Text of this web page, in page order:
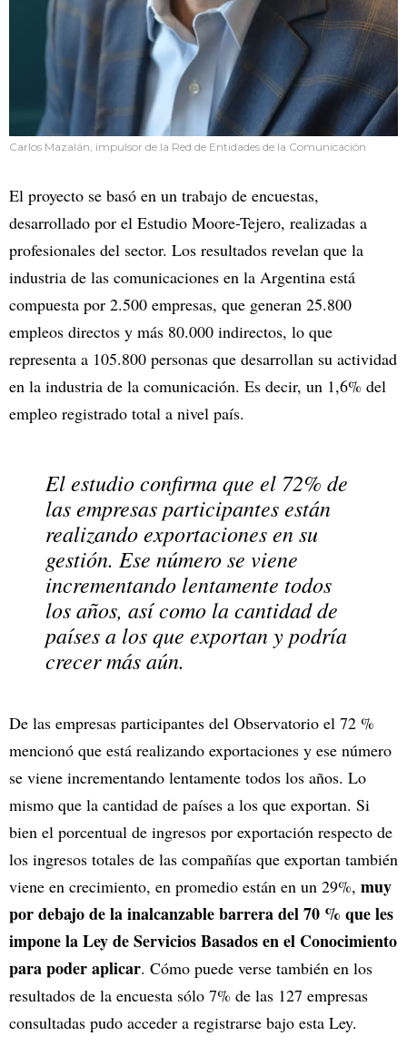
Carlos Mazalán, impulsor de la Red de Entidades de la Comunicación
El proyecto se basó en un trabajo de encuestas,
desarrollado por el Estudio Moore-Tejero, realizadas a
profesionales del sector. Los resultados revelan que la
industria de las comunicaciones en la Argentina está
compuesta por 2.500 empresas, que generan 25.800
empleos directos y más 80.000 indirectos, lo que
representa a 105.800 personas que desarrollan su actividad
en la industria de la comunicación. Es decir, un 1,6% del
empleo registrado total a nivel país.
El estudio confirma que el 72% de
las empresas participantes están
realizando exportaciones en su
gestión. Ese número se viene
incrementando lentamente todos
los años, así como la cantidad de
países a los que exportan y podría
crecer más aún.
De las empresas participantes del Observatorio el 72 %
mencionó que está realizando exportaciones y ese número
se viene incrementando lentamente todos los años. Lo
mismo que la cantidad de países a los que exportan. Si
bien el porcentual de ingresos por exportación respecto de
los ingresos totales de las compañías que exportan también
viene en crecimiento, en promedio están en un 29%, muy
por debajo de la inalcanzable barrera del 70 % que les
impone la Ley de Servicios Basados en el Conocimiento
para poder aplicar. Cómo puede verse también en los
resultados de la encuesta sólo 7% de las 127 empresas
consultadas pudo acceder a registrarse bajo esta Ley.